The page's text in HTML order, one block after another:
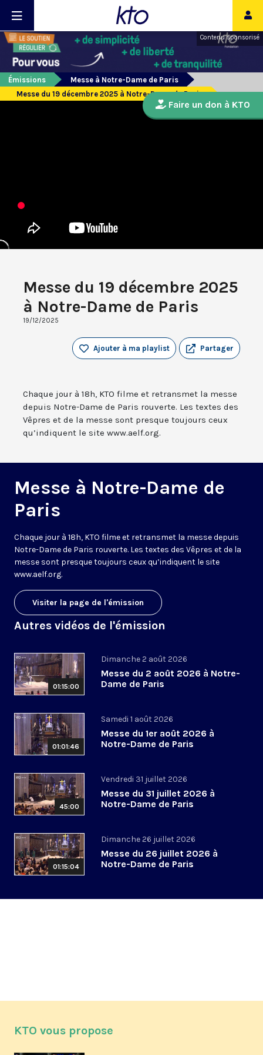
Contenu sponsorisé
Émissions
Messe à Notre-Dame de Paris
Messe du 19 décembre 2025 à Notre-Dame de Paris
Messe du 19 décembre 2025
à Notre-Dame de Paris
19/12/2025
Partager
Ajouter à ma playlist
Chaque jour à 18h, KTO filme et retransmet la messe
depuis Notre-Dame de Paris rouverte. Les textes des
Vêpres et de la messe sont presque toujours ceux
qu’indiquent le site www.aelf.org.
Messe à Notre-Dame de
Paris
Chaque jour à 18h, KTO filme et retransmet la messe depuis
Notre-Dame de Paris rouverte. Les textes des Vêpres et de la
messe sont presque toujours ceux qu’indiquent le site
www.aelf.org.
Visiter la page de l'émission
Autres vidéos de l'émission
01:15:00
Dimanche 2 août 2026
Messe du 2 août 2026 à Notre-
Dame de Paris
01:01:46
Samedi 1 août 2026
Messe du 1er août 2026 à
Notre-Dame de Paris
45:00
Vendredi 31 juillet 2026
Messe du 31 juillet 2026 à
Notre-Dame de Paris
01:15:04
Dimanche 26 juillet 2026
Messe du 26 juillet 2026 à
Notre-Dame de Paris
Faire un don à KTO
KTO vous propose